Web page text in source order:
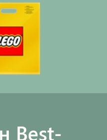
Best-